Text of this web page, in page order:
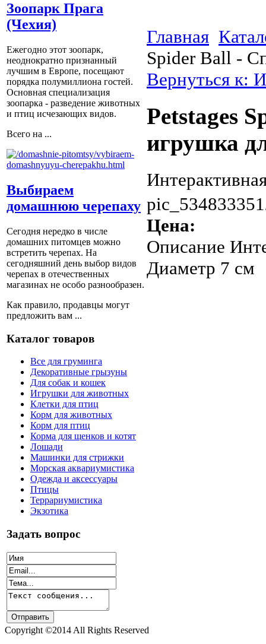
Зоопарк Прага
(Чехия)
Ежегодно этот зоопарк,
неоднократно признанный
лучшим в Европе, посещают
порядка полумиллиона гостей.
Основная специализация
зоопарка - разведение животных
и птиц исчезающих видов.
Всего на ...
Выбираем
домашнюю черепаху
Сегодня нередко в числе
домашних питомцев можно
встретить черепах. На
сегодняшний день выбор видов
черепах в отечественных
магазинах не особо разнообразен.
Как правило, продавцы могут
предложить вам ...
Каталог товаров
Все для груминга
Декоративные грызуны
Для собак и кошек
Игрушки для животных
Клетки для птиц
Корм для животных
Корм для птиц
Корма для щенков и котят
Лошади
Машинки для стрижки
Морская аквариумистика
Одежда и аксессуары
Птицы
Террариумистика
Экзотика
Задать вопрос
Главная
Spider Ball -
Вернуться к:
Petstages
игрушка
Цена:
Описание
Диаметр 7 см
Copyright ©2014 All Rights Reserved